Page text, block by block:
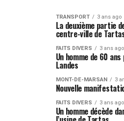
TRANSPORT 3 ans ago
La deuxième partie
centre-ville de
FAITS DIVERS 3 ans ago
Un homme de 60
Landes
MONT-DE-MARSAN 3
Nouvelle
FAITS DIVERS 3 ans ago
Un homme décède